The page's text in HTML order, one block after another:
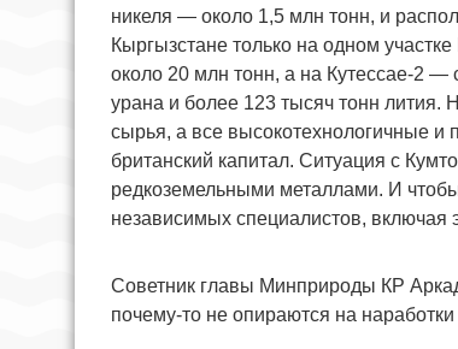
никеля — около 1,5 млн тонн, и
Кыргызстане только на одном
около 20 млн тонн, а на Кутессае-2 —
урана и более 123 тысяч тонн лития.
сырья, а все высокотехнологичные и
британский капитал. Ситуация с
редкоземельными металлами. И чтобы
независимых специалистов, включая
Советник главы Минприроды КР
почему-то не опираются на